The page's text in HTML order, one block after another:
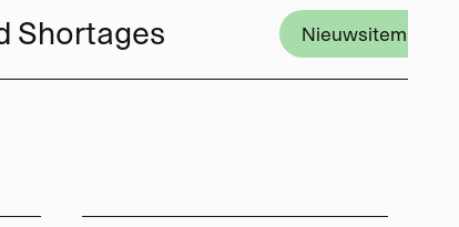
Shortages Nieuwsitem